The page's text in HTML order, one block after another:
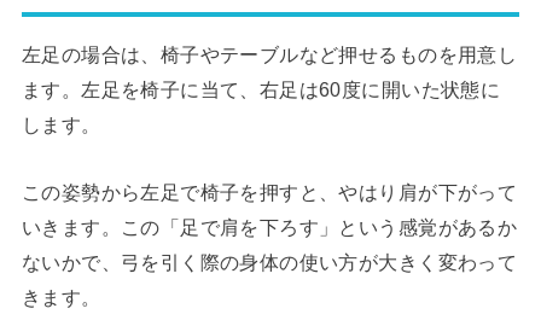
左足の場合は、椅子やテーブルなど押せるものを用意し
ます。左足を椅子に当て、右足は60度に開いた状態に
します。
この姿勢から左足で椅子を押すと、やはり肩が下がって
いきます。この「足で肩を下ろす」という感覚があるか
ないかで、弓を引く際の身体の使い方が大きく変わって
きます。